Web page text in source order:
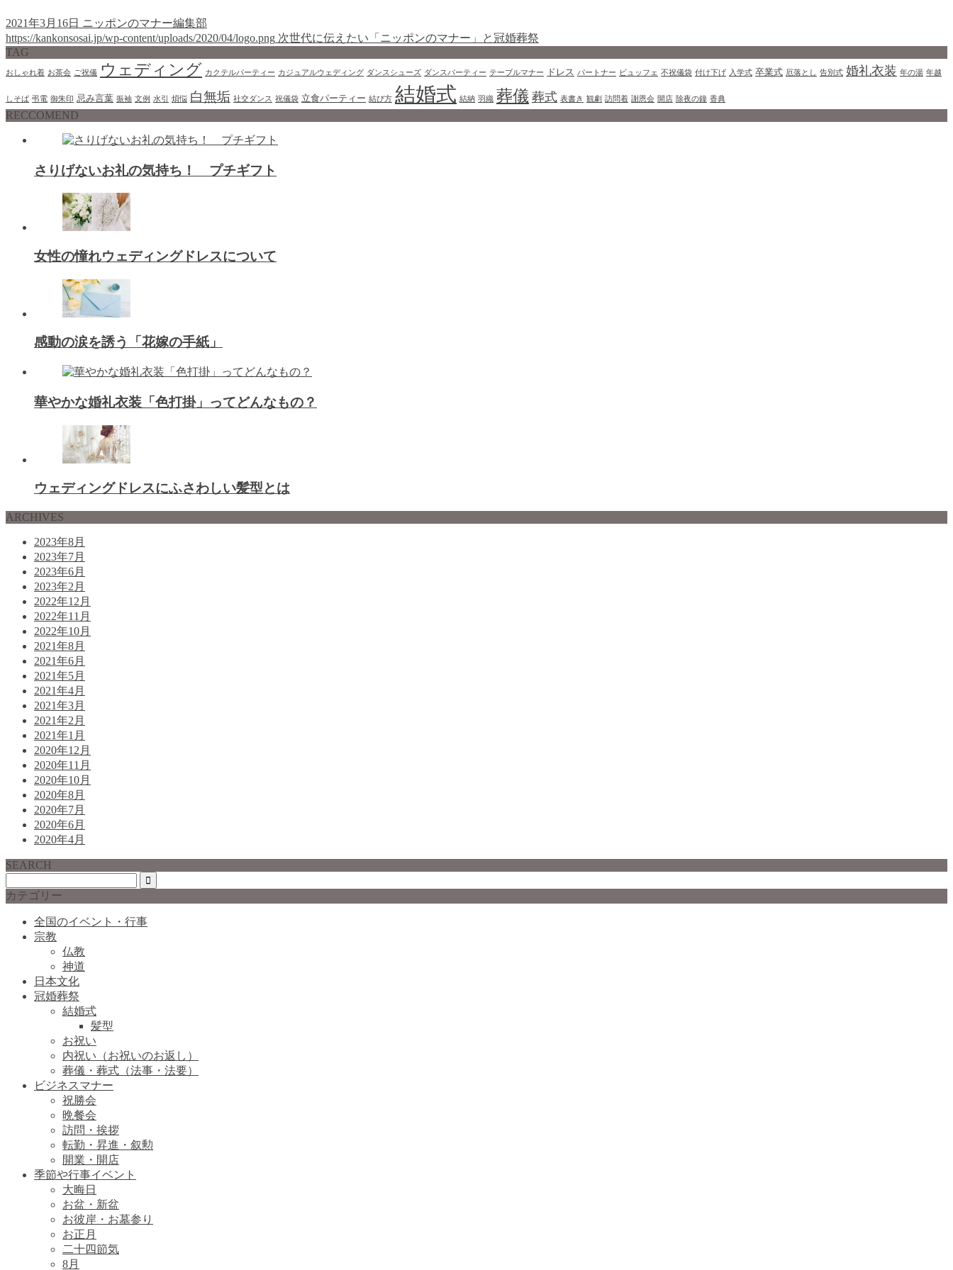
2021年3月16日 ニッポンのマナー編集部
https://kankonsosai.jp/wp-content/uploads/2020/04/logo.png 次世代に伝えたい「ニッポンのマナー」と冠婚葬祭
TAG
おしゃれ着 お茶会 ご祝儀 ウェディング カクテルパーティー カジュアルウェディング ダンスシューズ ダンスパーティー テーブルマナー ドレス パートナー ビュッフェ 不祝儀袋 付け下げ 入学式 卒業式 厄落とし 告別式 婚礼衣装 年の湯 年越
しそば 弔電 御朱印 忌み言葉 振袖 文例 水引 煩悩 白無垢 社交ダンス 祝儀袋 立食パーティー 結び方 結婚式 結納 羽織 葬儀 葬式 表書き 観劇 訪問着 謝恩会 開店 除夜の鐘 香典
RECCOMEND
さりげないお礼の気持ち！ プチギフト
女性の憧れウェディングドレスについて
感動の涙を誘う「花嫁の手紙」
華やかな婚礼衣装「色打掛」ってどんなもの？
ウェディングドレスにふさわしい髪型とは
ARCHIVES
2023年8月
2023年7月
2023年6月
2023年2月
2022年12月
2022年11月
2022年10月
2021年8月
2021年6月
2021年5月
2021年4月
2021年3月
2021年2月
2021年1月
2020年12月
2020年11月
2020年10月
2020年8月
2020年7月
2020年6月
2020年4月
SEARCH
カテゴリー
全国のイベント・行事
宗教
仏教
神道
日本文化
冠婚葬祭
結婚式
髪型
お祝い
内祝い（お祝いのお返し）
葬儀・葬式（法事・法要）
ビジネスマナー
祝勝会
晩餐会
訪問・挨拶
転勤・昇進・叙勲
開業・開店
季節や行事イベント
大晦日
お盆・新盆
お彼岸・お墓参り
お正月
二十四節気
8月